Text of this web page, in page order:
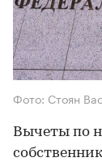
Фото: Стоян
Вычеты по